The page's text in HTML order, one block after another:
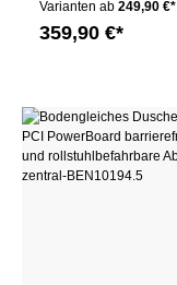
Varianten ab 249,90 €*
359,90 €*